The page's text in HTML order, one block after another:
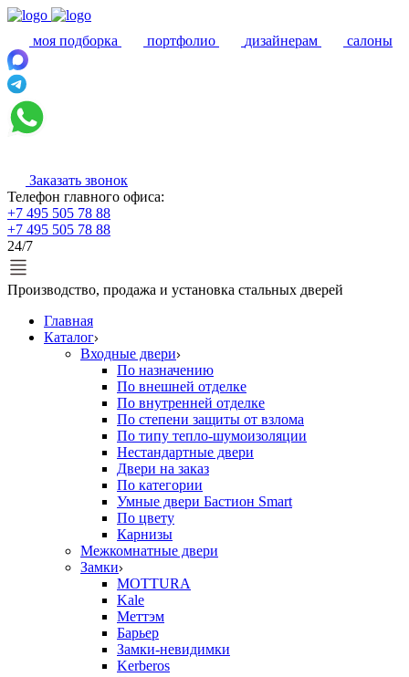
моя подборка портфолио дизайнерам салоны
Заказать звонок
Телефон главного офиса:
+7 495 505 78 88
+7 495 505 78 88
24/7
Производство, продажа и установка стальных дверей
Главная
Каталог
Входные двери
По назначению
По внешней отделке
По внутренней отделке
По степени защиты от взлома
По типу тепло-шумоизоляции
Нестандартные двери
Двери на заказ
По категории
Умные двери Бастион Smart
По цвету
Карнизы
Межкомнатные двери
Замки
MOTTURA
Kale
Меттэм
Барьер
Замки-невидимки
Kerberos